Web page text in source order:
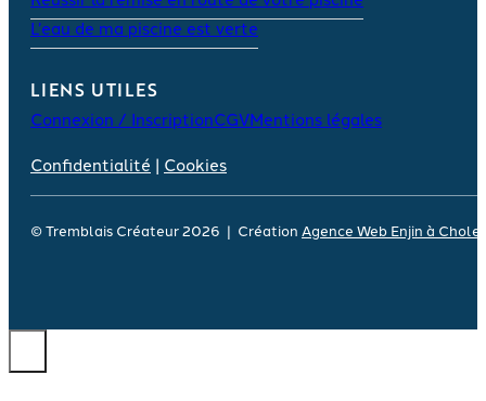
L’eau de ma piscine est verte
LIENS UTILES
Connexion / InscriptionCGVMentions légales
Confidentialité | Cookies
© Tremblais Créateur 2026 | Création Agence Web Enjin à Cholet